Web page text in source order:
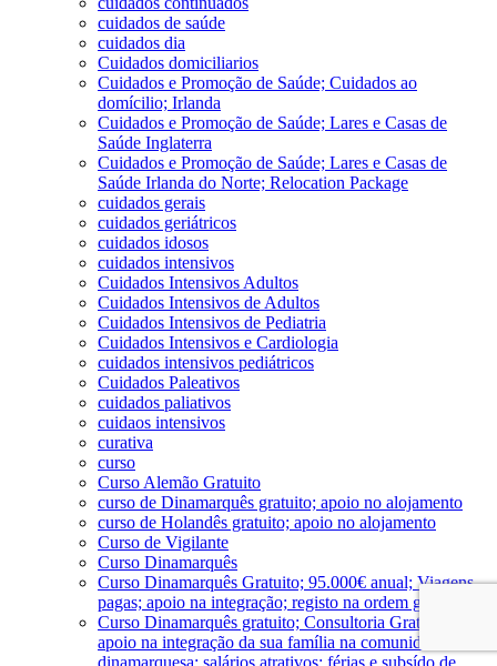
cuidados de saúde
cuidados dia
Cuidados domiciliarios
Cuidados e Promoção de Saúde; Cuidados ao
domícilio; Irlanda
Cuidados e Promoção de Saúde; Lares e Casas de
Saúde Inglaterra
Cuidados e Promoção de Saúde; Lares e Casas de
Saúde Irlanda do Norte; Relocation Package
cuidados gerais
cuidados geriátricos
cuidados idosos
cuidados intensivos
Cuidados Intensivos Adultos
Cuidados Intensivos de Adultos
Cuidados Intensivos de Pediatria
Cuidados Intensivos e Cardiologia
cuidados intensivos pediátricos
Cuidados Paleativos
cuidados paliativos
cuidaos intensivos
curativa
curso
Curso Alemão Gratuito
curso de Dinamarquês gratuito; apoio no alojamento
curso de Holandês gratuito; apoio no alojamento
Curso de Vigilante
Curso Dinamarquês
Curso Dinamarquês Gratuito; 95.000€ anual; Viagens
pagas; apoio na integração; registo na ordem gratuito
Curso Dinamarquês gratuito; Consultoria Gratuita;
apoio na integração da sua família na comunidade
dinamarquesa; salários atrativos; férias e subsído de